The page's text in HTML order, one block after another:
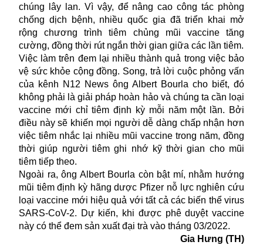
chúng lây lan. Vì vậy, để nâng cao công tác phòng
chống dịch bệnh, nhiều quốc gia đã triển khai mở
rộng chương trình tiêm chủng mũi vaccine tăng
cường, đồng thời rút ngắn thời gian giữa các lần tiêm.
Việc làm trên đem lại nhiều thành quả trong việc bảo
vệ sức khỏe cộng đồng. Song, trả lời cuộc phỏng vấn
của kênh N12 News ông Albert Bourla cho biết, đó
không phải là giải pháp hoàn hảo và chúng ta cần loại
vaccine mới chỉ tiêm định kỳ mỗi năm một lần. Bởi
điều này sẽ khiến mọi người dễ dàng chấp nhận hơn
việc tiêm nhắc lại nhiều mũi vaccine trong năm, đồng
thời giúp người tiêm ghi nhớ kỹ thời gian cho mũi
tiêm tiếp theo.
Ngoài ra, ông Albert Bourla còn bật mí, nhằm hướng
mũi tiêm định kỳ hãng dược Pfizer nỗ lực nghiên cứu
loại vaccine mới hiệu quả với tất cả các biến thể virus
SARS-CoV-2. Dự kiến, khi được phê duyệt vaccine
này có thể đem sản xuất đại trà vào tháng 03/2022.
Gia Hưng (TH)